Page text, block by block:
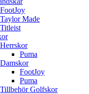
FootJoy
Taylor Made
Titleist
Herrskor
Puma
Damskor
FootJoy
Puma
Tillbehör Golfskor